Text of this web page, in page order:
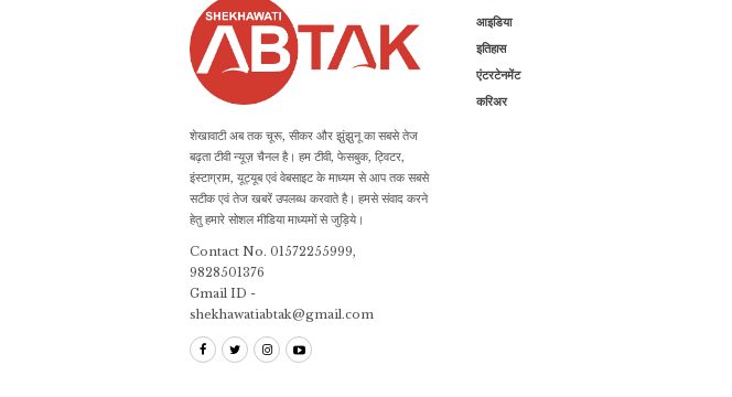
शेखावाटी अब तक चूरू, सीकर और झुंझुनू का सबसे तेज
बढ़ता टीवी न्यूज़ चैनल है। हम टीवी, फेसबुक, ट्विटर,
इंस्टाग्राम, यूट्यूब एवं वेबसाइट के माध्यम से आप तक सबसे
सटीक एवं तेज खबरें उपलब्ध करवाते है। हमसे संवाद करने
हेतु हमारे सोशल मीडिया माध्यमों से जुड़िये।
Contact No. 01572255999,
9828501376
Gmail ID -
shekhawatiabtak@gmail.com
आइडिया
इतिहास
एंटरटेनमेंट
करिअर